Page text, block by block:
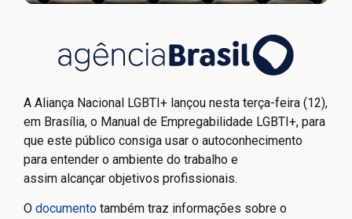
A Aliança Nacional LGBTI+ lançou nesta terça-feira (12),
em Brasília, o Manual de Empregabilidade LGBTI+, para
que este público consiga usar o autoconhecimento
para entender o ambiente do trabalho e
assim alcançar objetivos profissionais.
O documento também traz informações sobre o